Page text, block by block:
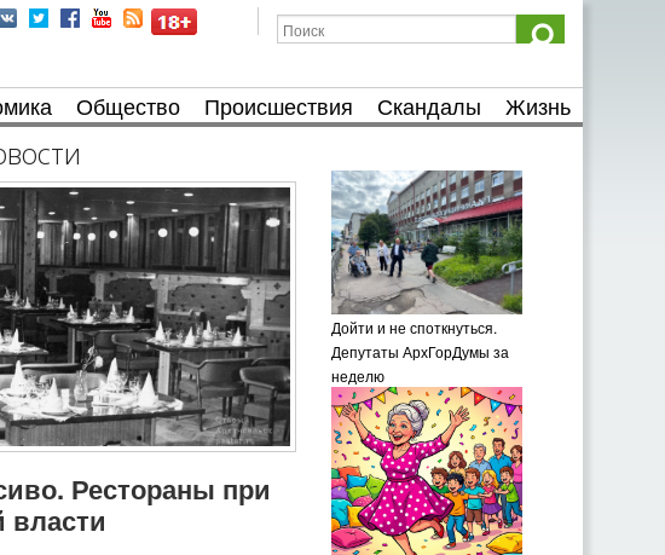
Общество Происшествия Скандалы Жизнь
Рестораны при
власти
Дойти и не споткнуться.
Депутаты АрхГорДумы за
неделю